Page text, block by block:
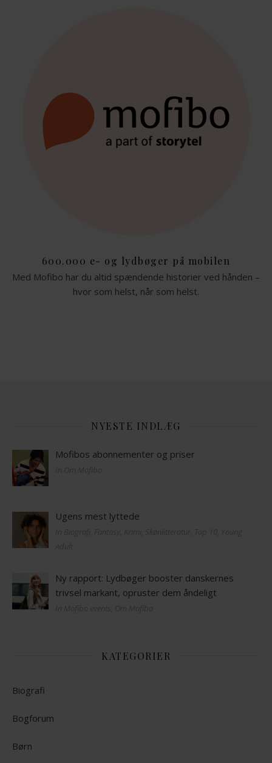
600.000 e- og lydbøger på mobilen
Med Mofibo har du altid spændende historier ved hånden –
hvor som helst, når som helst.
NYESTE INDLÆG
Mofibos abonnementer og priser
Ugens mest lyttede
Ny rapport: Lydbøger booster danskernes
trivsel markant, opruster dem åndeligt
KATEGORIER
Biografi
Bogforum
Børn